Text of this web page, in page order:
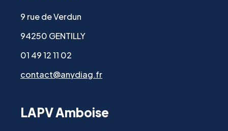
9 rue de Verdun
94250 GENTILLY
01 49 12 11 02
contact@anydiag.fr
LAPV Amboise